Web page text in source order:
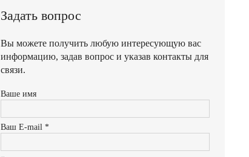
Задать вопрос
Вы можете получить любую интересующую вас
информацию, задав вопрос и указав контакты для
связи.
Ваше имя
Ваш E-mail *